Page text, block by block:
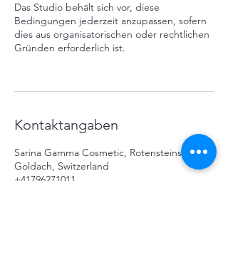
Das Studio behält sich vor, diese
Bedingungen jederzeit anzupassen, sofern
dies aus organisatorischen oder rechtlichen
Gründen erforderlich ist.
Kontaktangaben
Sarina Gamma Cosmetic, Rotensteinstrasse,
Goldach, Switzerland
+41796271011